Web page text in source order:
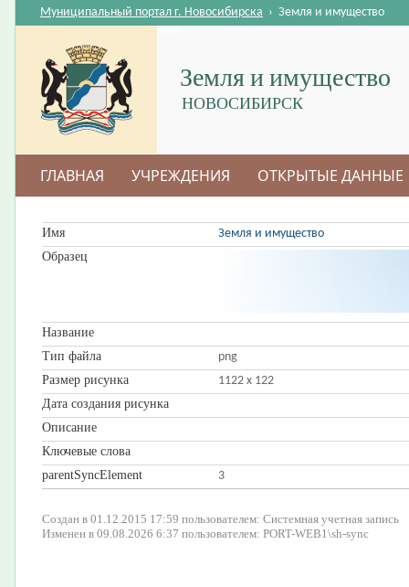
Земля и имущество
НОВОСИБИРСК
Муниципальный портал г. Новосибирска › Земля и имущество
ГЛАВНАЯ УЧРЕЖДЕНИЯ ОТКРЫТЫЕ ДАННЫЕ
Имя
Земля и имущество
Образец
Название
Тип файла
png
Размер рисунка
1122 x 122
Дата создания рисунка
Описание
Ключевые слова
parentSyncElement
3
Создан в 01.12.2015 17:59 пользователем: Системная учетная запись
Изменен в 09.08.2026 6:37 пользователем: PORT-WEB1\sh-sync